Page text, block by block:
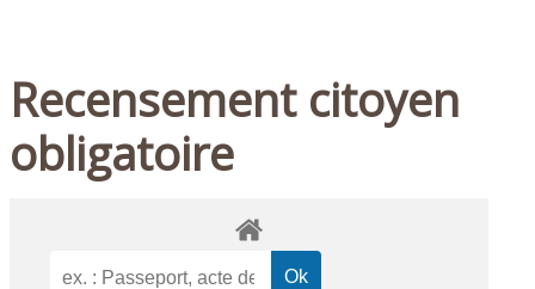
Recensement citoyen
obligatoire